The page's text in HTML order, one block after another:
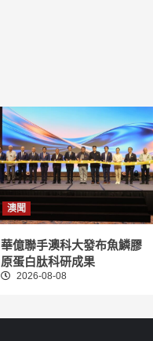
澳聞
華億聯手澳科大發布魚鱗膠
原蛋白肽科研成果
2026-08-08